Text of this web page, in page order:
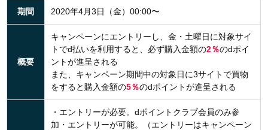
期間 2020年4月3日（金）00:00〜
概要
キャンペーンにエントリーし、金・土曜日に対象サイ
トでd払いを利用すると、必ず購入金額の2％のdポイ
ントが進呈される
また、キャンペーン期間中の対象日に3サイトで買物
をすると購入金額の5％のdポイントが進呈される
・エントリーが必要。dポイントクラブ会員のみ参
加・エントリーが可能。（エントリーはキャンペーン